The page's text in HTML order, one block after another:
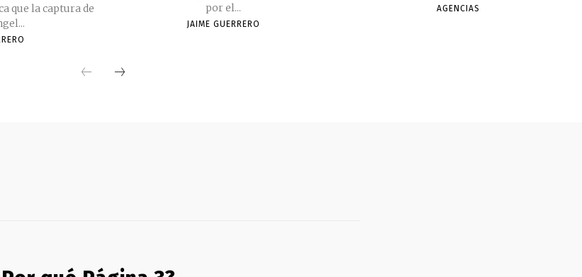
que la captura de
por el...
JAIME GUERRERO
AGENCIAS